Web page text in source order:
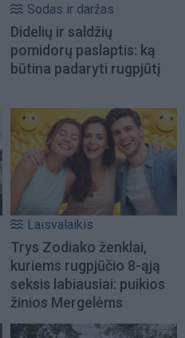
Sodas ir daržas
Didelių ir saldžių
pomidorų paslaptis: ką
būtina padaryti rugpjūtį
Laisvalaikis
Trys Zodiako ženklai,
kuriems rugpjūčio 8-ąją
seksis labiausiai: puikios
žinios Mergelėms